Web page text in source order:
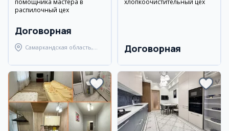
помощника мастера в
распилочный цех
Договорная
Самаркандская область,
хлопкоочистительный цех
Договорная